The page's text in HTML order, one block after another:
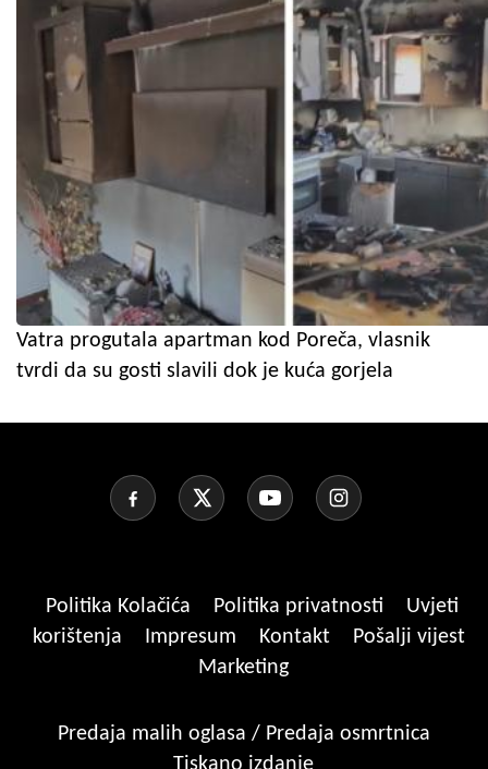
Vatra progutala apartman kod Poreča, vlasnik
tvrdi da su gosti slavili dok je kuća gorjela
Politika Kolačića Politika privatnosti
Uvjeti
korištenja
Impresum Kontakt
Pošalji vijest
Marketing
Predaja malih oglasa / Predaja osmrtnica
Tiskano izdanje